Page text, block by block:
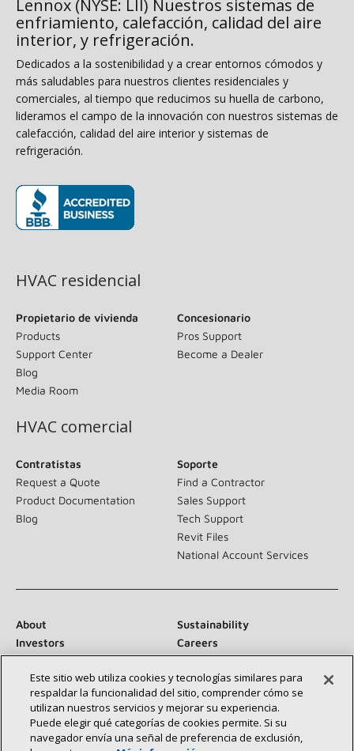
Lennox (NYSE: LII) Nuestros sistemas de
enfriamiento, calefacción, calidad del aire
interior, y refrigeración.
Dedicados a la sostenibilidad y a crear entornos cómodos y
más saludables para nuestros clientes residenciales y
comerciales, al tiempo que reducimos su huella de carbono,
lideramos el campo de la innovación con nuestros sistemas de
calefacción, calidad del aire interior y sistemas de
refrigeración.
HVAC residencial
Propietario de vivienda
Products
Support Center
Blog
Media Room
Concesionario
Pros Support
Become a Dealer
HVAC comercial
Contratistas
Request a Quote
Product Documentation
Blog
Soporte
Find a Contractor
Sales Support
Tech Support
Revit Files
National Account Services
About
Sustainability
Investors
Careers
Suppliers
Contact Us
Newsroom
Conéctese con nosotros:
Este sitio web utiliza cookies y tecnologías similares para
respaldar la funcionalidad del sitio, comprender cómo se
utilizan nuestros servicios y mejorar su experiencia.
Puede elegir qué categorías de cookies permite. Si su
navegador envía una señal de preferencia de exclusión,